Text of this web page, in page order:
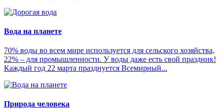
Вода на планете
70% воды во всем мире используется для сельского хозяйства,
22% – для промышленности. У воды даже есть свой праздник!
Каждый год 22 марта празднуется Всемирный...
Природа человека